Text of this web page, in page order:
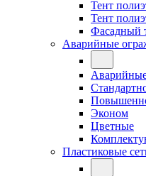
Тент
Тент
Фасадный
Аварийные
Эконом
Цветные
Пластиковые